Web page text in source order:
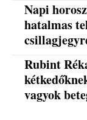
Napi
hatalmas
Rubint
vagyok